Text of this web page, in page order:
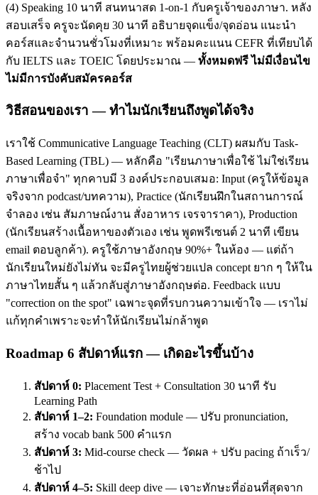
(4) Speaking 10 นาที สนทนาสด 1-on-1 กับครูเจ้าของภาษา. หลัง
สอบเสร็จ ครูจะนัดคุย 30 นาที อธิบายจุดแข็ง/จุดอ่อน แนะนำ
คอร์สและจำนวนชั่วโมงที่เหมาะ พร้อมคะแนน CEFR ที่เทียบได้
กับ IELTS และ TOEIC โดยประมาณ — ทั้งหมดฟรี ไม่มีเงื่อนไข
ไม่มีการบังคับสมัครคอร์ส
วิธีสอนของเรา — ทำไมนักเรียนถึงพูดได้จริง
เราใช้ Communicative Language Teaching (CLT) ผสมกับ Task-
Based Learning (TBL) — หลักคือ "เรียนภาษาเพื่อใช้ ไม่ใช่เรียน
ภาษาเพื่อจำ" ทุกคาบมี 3 องค์ประกอบเสมอ: Input (ครูให้ข้อมูล
จริงจาก podcast/บทความ), Practice (นักเรียนฝึกในสถานการณ์
จำลอง เช่น สัมภาษณ์งาน สั่งอาหาร เจรจาราคา), Production
(นักเรียนสร้างเนื้อหาของตัวเอง เช่น พูดพรีเซนต์ 2 นาที เขียน
email ตอบลูกค้า). ครูใช้ภาษาอังกฤษ 90%+ ในห้อง — แต่ถ้า
นักเรียนใหม่ยังไม่ทัน จะมีครูไทยผู้ช่วยแปล concept ยาก ๆ ให้ใน
ภาษาไทยสั้น ๆ แล้วกลับสู่ภาษาอังกฤษต่อ. Feedback แบบ
"correction on the spot" เฉพาะจุดที่รบกวนความเข้าใจ — เราไม่
แก้ทุกคำเพราะจะทำให้นักเรียนไม่กล้าพูด
Roadmap 6 สัปดาห์แรก — เกิดอะไรขึ้นบ้าง
สัปดาห์ 0: Placement Test + Consultation 30 นาที รับ
Learning Path
สัปดาห์ 1–2: Foundation module — ปรับ pronunciation,
สร้าง vocab bank 500 คำแรก
สัปดาห์ 3: Mid-course check — วัดผล + ปรับ pacing ถ้าเร็ว/
ช้าไป
สัปดาห์ 4–5: Skill deep dive — เจาะทักษะที่อ่อนที่สุดจาก